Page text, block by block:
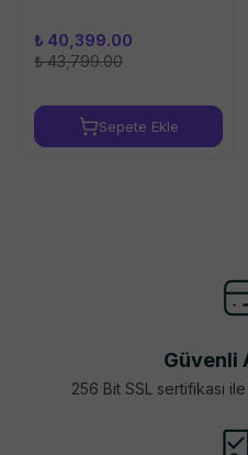
₺ 40,399.00
₺ 43,799.00
Sepete Ekle
Güvenli
256 Bit SSL sertifikası